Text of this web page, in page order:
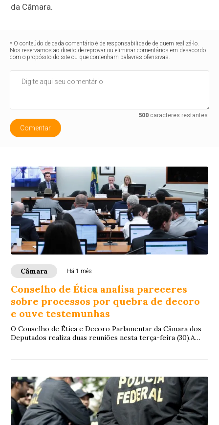
da Câmara.
* O conteúdo de cada comentário é de responsabilidade de quem realizá-lo.
Nos reservamos ao direito de reprovar ou eliminar comentários em desacordo
com o propósito do site ou que contenham palavras ofensivas.
500caracteres restantes.
Comentar
Câmara Há 1 mês
Conselho de Ética analisa pareceres
sobre processos por quebra de decoro
e ouve testemunhas
O Conselho de Ética e Decoro Parlamentar da Câmara dos
Deputados realiza duas reuniões nesta terça-feira (30).A